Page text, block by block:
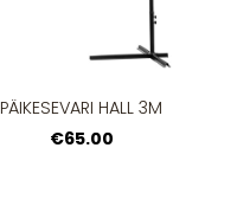
PÄIKESEVARI HALL 3M
€65.00